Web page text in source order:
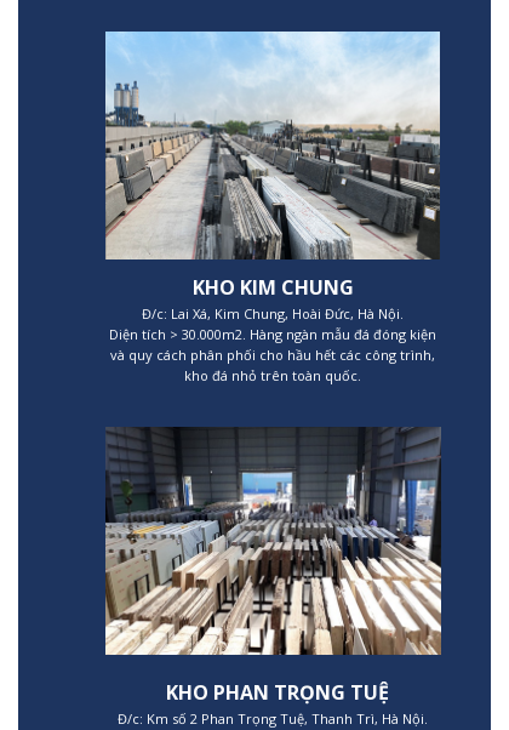
KHO KIM CHUNG
Đ/c: Lai Xá, Kim Chung, Hoài Đức, Hà Nội.
Diện tích > 30.000m2. Hàng ngàn mẫu đá đóng kiện
và quy cách phân phối cho hầu hết các công trình,
kho đá nhỏ trên toàn quốc.
KHO PHAN TRỌNG TUỆ
Đ/c: Km số 2 Phan Trọng Tuệ, Thanh Trì, Hà Nội.